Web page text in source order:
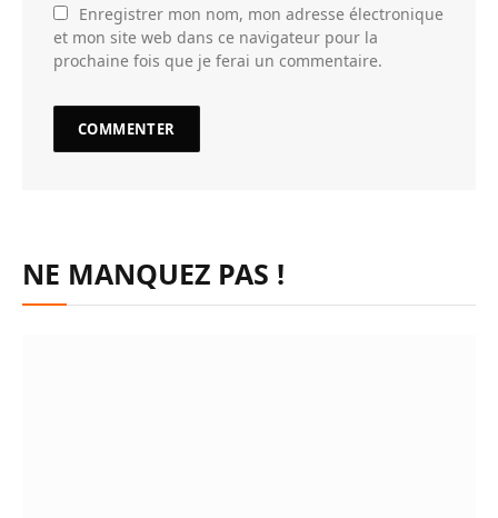
Enregistrer mon nom, mon adresse électronique
et mon site web dans ce navigateur pour la
prochaine fois que je ferai un commentaire.
NE MANQUEZ PAS !